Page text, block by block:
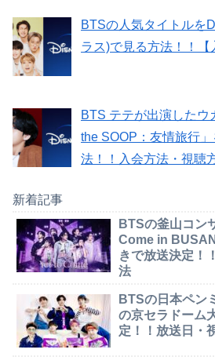
BTSの人気タイトルを
ラス)で見る方法！！【
BTS テテが出演したウ
the SOOP：友情旅行
法！！入会方法・視聴
新着記事
BTSの釜山コン
Come in
きで放送決定！
法
BTSの日本ペン
の京セラドーム
定！！放送日・